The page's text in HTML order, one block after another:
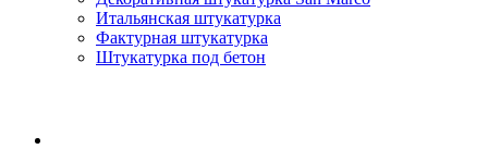
Итальянская штукатурка
Фактурная штукатурка
Штукатурка под бетон